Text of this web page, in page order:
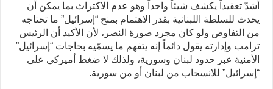
أشدّ تعقيداً يكشف شيئاً واحداً وهو عدم الاكتراث بما يمكن أن
يحدث للسلطة اللبنانية بقدر الاهتمام بمنح “إسرائيل” ما تحتاجه
من التفاوض ولو كان مجرد صورة النصر، لأن الأكيد أن الرئيس
ترامب وإدارته يقول دائماً إنه يتفهم ما يسمّيه بحاجات “إسرائيل”
الأمنية عبر حدود لبنان وسورية، ولذلك لا ضغط أميركي على
“إسرائيل” للانسحاب من لبنان أو من سورية.